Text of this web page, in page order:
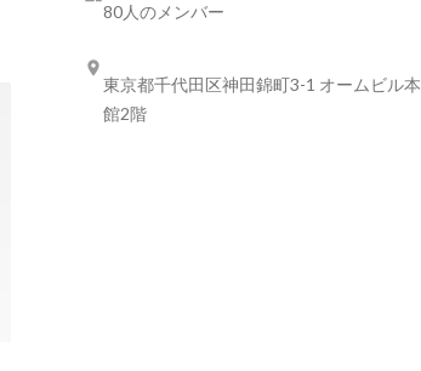
80人のメンバー
東京都千代田区神田錦町3-1 オームビル本
館2階